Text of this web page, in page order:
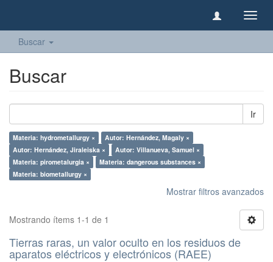
Buscar
Buscar
Ir
Materia: hydrometallurgy ×
Autor: Hernández, Magaly ×
Autor: Hernández, Jiraleiska ×
Autor: Villanueva, Samuel ×
Materia: pirometalurgia ×
Materia: dangerous substances ×
Materia: biometallurgy ×
Mostrar filtros avanzados
Mostrando ítems 1-1 de 1
Tierras raras, un valor oculto en los residuos de
aparatos eléctricos y electrónicos (RAEE)